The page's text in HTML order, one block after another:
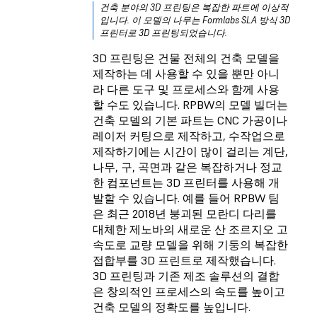
건축 분야의 3D 프린팅은 복잡한 파트에 이상적
입니다. 이 모델의 나무는 Formlabs SLA 방식 3D
프린터로 3D 프린팅되었습니다.
3D 프린팅은 건물 전체의 건축 모델을
제작하는 데 사용할 수 있을 뿐만 아니
라 다른 도구 및 프로세스와 함께 사용
할 수도 있습니다. RPBW의 모델 빌더는
건축 모델의 기본 파트는 CNC 가공이나
레이저 커팅으로 제작하고, 수작업으로
제작하기에는 시간이 많이 걸리는 계단,
나무, 구, 곡면과 같은 복잡하거나 정교
한 컴포넌트는 3D 프린터를 사용해 개
발할 수 있습니다. 예를 들어 RPBW 팀
은 최근 2018년 붕괴된 모란디 다리를
대체한 제노바의 새로운 산 조르지오 고
속도로 교량 모델을 위해 기둥의 복잡한
접합부를 3D 프린트로 제작했습니다.
3D 프린팅과 기존 제조 솔루션의 결합
은 창의적인 프로세스의 속도를 높이고
건축 모델의 정확도를 높입니다.